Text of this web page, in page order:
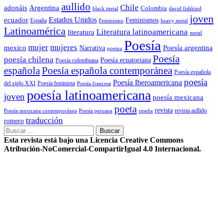
adonáis Argentina aullido black metal Chile Colombia david fishkind
ecuador España Estados Unidos Feminismo Feminismos heavy metal joven
Latinoamérica literatura Literatura latinoamericana metal
mexico mujer mujeres Narrativa poema Poesía Poesía argentina
poesía chilena Poesía colombiana Poesía ecuatoriana Poesía
española Poesía española contemporánea Poesía española
del siglo XXI Poesía feminista Poesía francesa Poesía Iberoamericana poesía
joven poesía latinoamericana poesía mexicana
Poesía mexicana contemporánea Poesía peruana poeta reseña revista revista aullido
romero traducción
Buscar:
Esta revista está bajo una Licencia Creative Commons
Atribución-NoComercial-CompartirIgual 4.0 Internacional.